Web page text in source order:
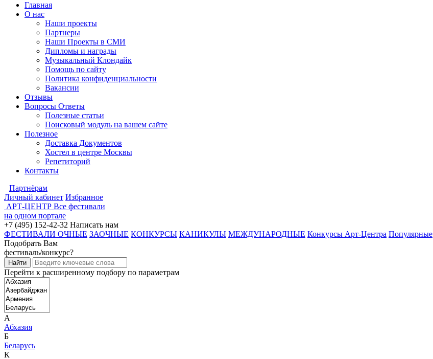
Главная
О нас
Наши проекты
Партнеры
Наши Проекты в СМИ
Дипломы и награды
Музыкальный Клондайк
Помощь по сайту
Политика конфиденциальности
Вакансии
Отзывы
Вопросы Ответы
Полезные статьи
Поисковый модуль на вашем сайте
Полезное
Доставка Документов
Хостел в центре Москвы
Репетиторий
Контакты
Партнёрам
Личный кабинет Избранное
АРТ-ЦЕНТР Все фестивали
на одном портале
+7 (495) 152-42-32 Написать нам
ФЕСТИВАЛИ ОЧНЫЕ ЗАОЧНЫЕ КОНКУРСЫ КАНИКУЛЫ МЕЖДУНАРОДНЫЕ Конкурсы Арт-Центра Популярные
Подобрать Вам
фестиваль/конкурс?
Перейти к расширенному подбору по параметрам
А
Абхазия
Б
Беларусь
К